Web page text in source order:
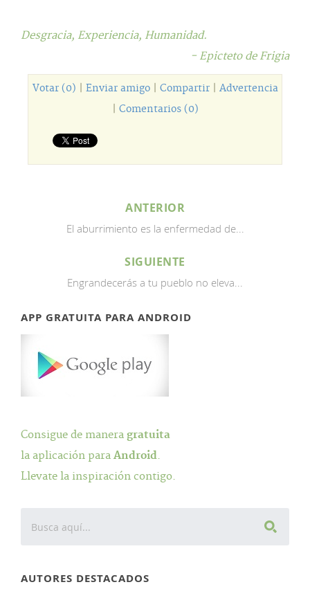
Desgracia, Experiencia, Humanidad.
- Epicteto de Frigia
Votar (0) Enviar amigo| Compartir| Advertencia
Comentarios (0)
ANTERIOR
El aburrimiento es la enfermedad de...
SIGUIENTE
Engrandecerás a tu pueblo no eleva...
APP GRATUITA PARA ANDROID
Consigue de manera gratuita
la aplicación para Android.
Llevate la inspiración contigo.
AUTORES DESTACADOS